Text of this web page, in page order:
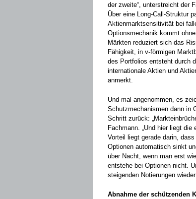
der zweite“, unterstreicht der
Über eine Long-Call-Struktur
Aktienmarktsensitivität bei
Optionsmechanik kommt
Märkten reduziert sich das
Fähigkeit, in v-förmigen
des Portfolios entsteht durch
internationale Aktien und
anmerkt.
Und mal angenommen, es
Schutzmechanismen dann in
Schritt zurück:
Fachmann. „Und hier liegt
Vorteil liegt gerade darin,
Optionen automatisch sinkt
über Nacht, wenn man erst
entstehe bei Optionen nicht.
steigenden Notierungen
Abnahme der schützenden